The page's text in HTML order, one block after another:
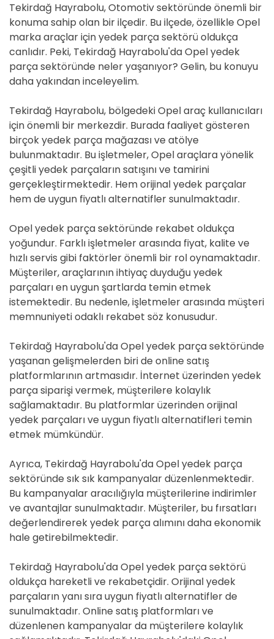
Tekirdağ Hayrabolu, Otomotiv sektöründe önemli bir
konuma sahip olan bir ilçedir. Bu ilçede, özellikle Opel
marka araçlar için yedek parça sektörü oldukça
canlıdır. Peki, Tekirdağ Hayrabolu'da Opel yedek
parça sektöründe neler yaşanıyor? Gelin, bu konuyu
daha yakından inceleyelim.
Tekirdağ Hayrabolu, bölgedeki Opel araç kullanıcıları
için önemli bir merkezdir. Burada faaliyet gösteren
birçok yedek parça mağazası ve atölye
bulunmaktadır. Bu işletmeler, Opel araçlara yönelik
çeşitli yedek parçaların satışını ve tamirini
gerçekleştirmektedir. Hem orijinal yedek parçalar
hem de uygun fiyatlı alternatifler sunulmaktadır.
Opel yedek parça sektöründe rekabet oldukça
yoğundur. Farklı işletmeler arasında fiyat, kalite ve
hızlı servis gibi faktörler önemli bir rol oynamaktadır.
Müşteriler, araçlarının ihtiyaç duyduğu yedek
parçaları en uygun şartlarda temin etmek
istemektedir. Bu nedenle, işletmeler arasında müşteri
memnuniyeti odaklı rekabet söz konusudur.
Tekirdağ Hayrabolu'da Opel yedek parça sektöründe
yaşanan gelişmelerden biri de online satış
platformlarının artmasıdır. İnternet üzerinden yedek
parça siparişi vermek, müşterilere kolaylık
sağlamaktadır. Bu platformlar üzerinden orijinal
yedek parçaları ve uygun fiyatlı alternatifleri temin
etmek mümkündür.
Ayrıca, Tekirdağ Hayrabolu'da Opel yedek parça
sektöründe sık sık kampanyalar düzenlenmektedir.
Bu kampanyalar aracılığıyla müşterilerine indirimler
ve avantajlar sunulmaktadır. Müşteriler, bu fırsatları
değerlendirerek yedek parça alımını daha ekonomik
hale getirebilmektedir.
Tekirdağ Hayrabolu'da Opel yedek parça sektörü
oldukça hareketli ve rekabetçidir. Orijinal yedek
parçaların yanı sıra uygun fiyatlı alternatifler de
sunulmaktadır. Online satış platformları ve
düzenlenen kampanyalar da müşterilere kolaylık